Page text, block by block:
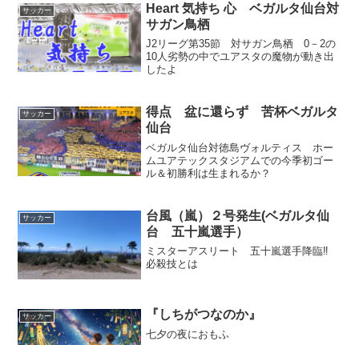
サッカー
Heart 気持ち 心 ベガルタ仙台対
サガン鳥栖
J2リーグ第35節 対サガン鳥栖 0－2の
10人劣勢の中でユアスタの魔物が動き出
したよ
サッカー
得点 盆に還らず 苦杯ベガルタ
仙台
ベガルタ仙台対徳島ヴォルティス ホー
ムユアテックスタジアムでの今季初ゴー
ル＆初勝利は生まれるか？
サッカー
台風（嵐）２号発生(ベガルタ仙
台 五十嵐選手）
ミスターアスリート 五十嵐選手降臨‼
必殺技とは
サッカー 『しちがつなのか』
七夕の夜におもふ